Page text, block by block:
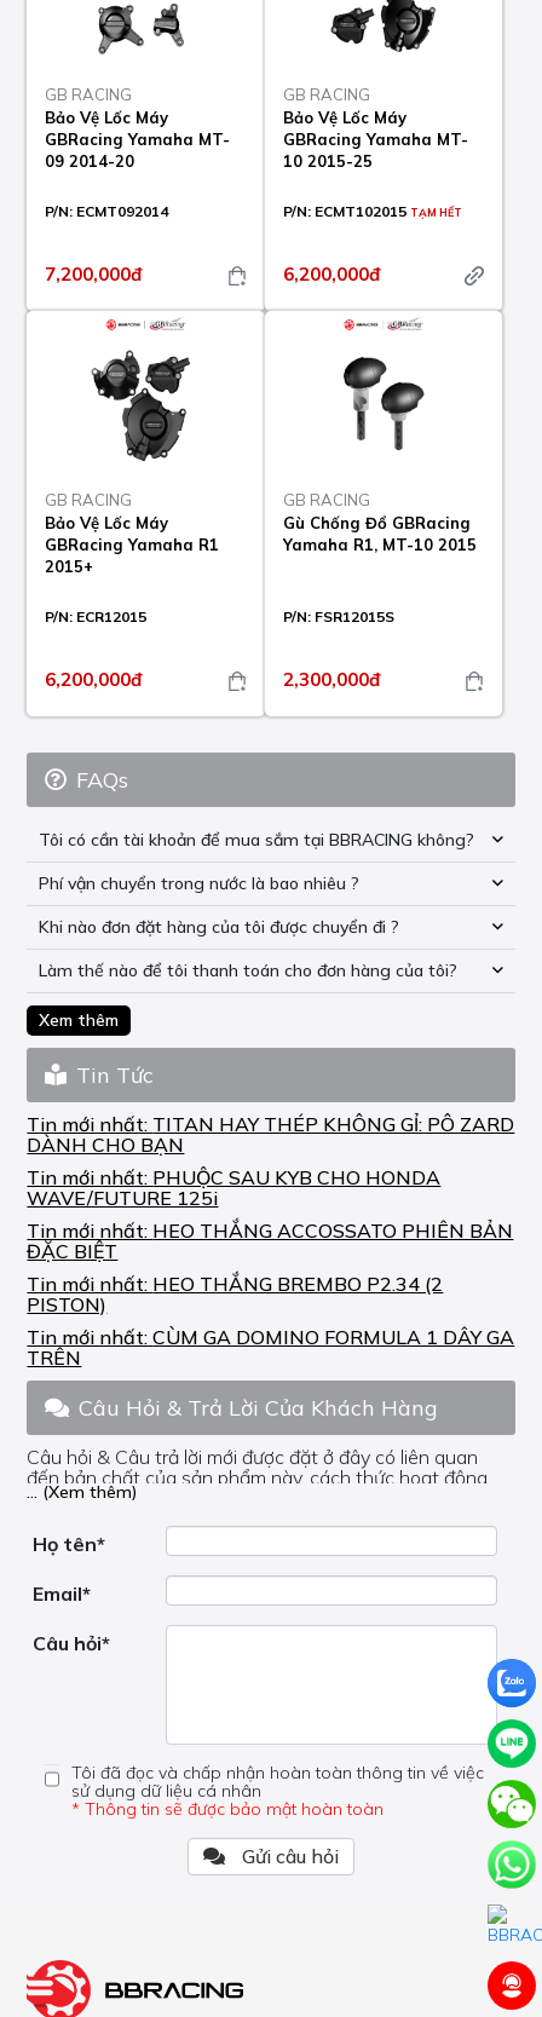
GB RACING
Bảo Vệ Lốc Máy
GBRacing Yamaha MT-
09 2014-20
P/N: ECMT092014
7,200,000đ
GB RACING
Bảo Vệ Lốc Máy
GBRacing Yamaha MT-
10 2015-25
P/N: ECMT102015 TẠM HẾT
6,200,000đ
GB RACING
Bảo Vệ Lốc Máy
GBRacing Yamaha R1
2015+
P/N: ECR12015
6,200,000đ
GB RACING
Gù Chống Đổ GBRacing
Yamaha R1, MT-10 2015
P/N: FSR12015S
2,300,000đ
FAQs
Tôi có cần tài khoản để mua sắm tại BBRACING không?
Phí vận chuyển trong nước là bao nhiêu ?
Khi nào đơn đặt hàng của tôi được chuyển đi ?
Làm thế nào để tôi thanh toán cho đơn hàng của tôi?
Xem thêm
Tin Tức
Tin mới nhất: TITAN HAY THÉP KHÔNG GỈ: PÔ ZARD
DÀNH CHO BẠN
Tin mới nhất: PHUỘC SAU KYB CHO HONDA
WAVE/FUTURE 125i
Tin mới nhất: HEO THẮNG ACCOSSATO PHIÊN BẢN
ĐẶC BIỆT
Tin mới nhất: HEO THẮNG BREMBO P2.34 (2
PISTON)
Tin mới nhất:CÙM GA DOMINO FORMULA 1 DÂY GA
TRÊN
Câu Hỏi & Trả Lời Của Khách Hàng
Câu hỏi & Câu trả lời mới được đặt ở đây có liên quan
đến bản chất của sản phẩm này, cách thức hoạt động,
nơi hoạt động, liệu nó có hữu ích không, v.v.
câu hỏi của bạn ở đây mà bên trong trang đó.
... (Xem thêm)
Họ tên*
Email*
Câu hỏi*
Tôi đã đọc và chấp nhận hoàn toàn thông tin về việc
sử dụng dữ liệu cá nhân
* Thông tin sẽ được bảo mật hoàn toàn
Gửi câu hỏi